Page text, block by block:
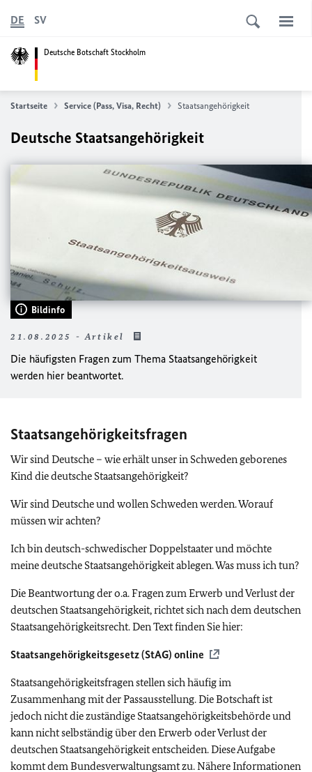
Deutsche Botschaft Stockholm
DE SV
Startseite Service (Pass, Visa, Recht) Staatsangehörigkeit
Deutsche Staatsangehörigkeit
Bildinfo
21.08.2025 - Artikel
Die häufigsten Fragen zum Thema Staatsangehörigkeit
werden hier beantwortet.
Staatsangehörigkeitsfragen
Wir sind Deutsche – wie erhält unser in Schweden geborenes
Kind die deutsche Staatsangehörigkeit?
Wir sind Deutsche und wollen Schweden werden. Worauf
müssen wir achten?
Ich bin deutsch-schwedischer Doppelstaater und möchte
meine deutsche Staatsangehörigkeit ablegen. Was muss ich tun?
Die Beantwortung der o.a. Fragen zum Erwerb und Verlust der
deutschen Staatsangehörigkeit, richtet sich nach dem deutschen
Staatsangehörigkeitsrecht. Den Text finden Sie hier:
Staatsangehörigkeitsgesetz (StAG) online
Staatsangehörigkeitsfragen stellen sich häufig im
Zusammenhang mit der Passausstellung. Die Botschaft ist
jedoch nicht die zuständige Staatsangehörigkeitsbehörde und
kann nicht selbständig über den Erwerb oder Verlust der
deutschen Staatsangehörigkeit entscheiden. Diese Aufgabe
kommt dem Bundesverwaltungsamt zu. Nähere Informationen